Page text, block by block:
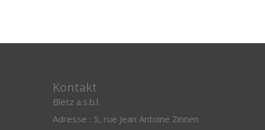
Kontakt
Blëtz a.s.b.l.
Adresse : 5, rue Jean Antoine Zinnen